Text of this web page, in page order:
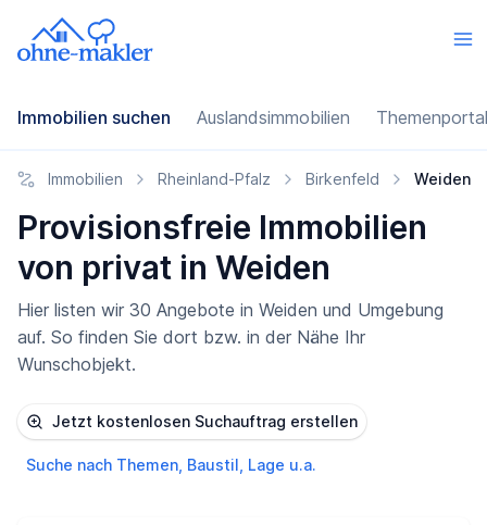
Immobilien suchen Auslandsimmobilien
Immobilien Rheinland-Pfalz Birkenfeld Weiden
Provisionsfreie Immobilien
von privat in Weiden
Hier listen wir 30 Angebote in Weiden und Umgebung
auf. So finden Sie dort bzw. in der Nähe Ihr
Wunschobjekt.
Jetzt kostenlosen Suchauftrag erstellen
Suche nach Themen, Baustil, Lage u.a.